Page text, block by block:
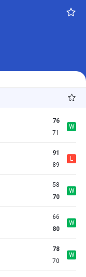
76
71
W
91
89
L
58
70
W
66
80
W
78
70
W